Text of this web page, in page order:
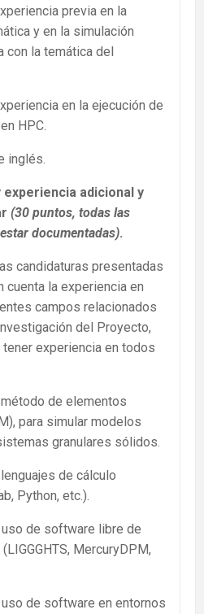
previa en la
y en la simulación
con la temática del
en la ejecución de
HPC.
inglés.
adicional y
(30 puntos, todas las
documentadas).
candidaturas presentadas
cuenta la experiencia en
campos relacionados
del Proyecto,
experiencia en todos
de elementos
para simular modelos
granulares sólidos.
de cálculo
Python, etc.).
de software libre de
MercuryDPM,
de software en entornos